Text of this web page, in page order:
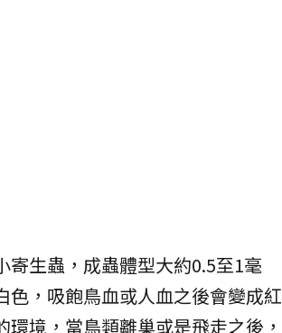
寄生蟲，成蟲體型大約0.5至1毫
，吸飽鳥血或人血之後會變成紅
境，當鳥類離巢或是飛走之後，